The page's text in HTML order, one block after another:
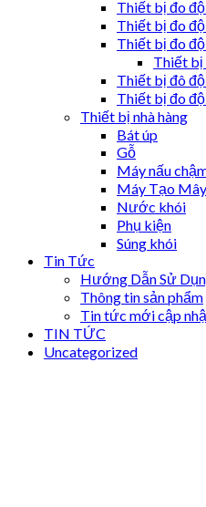
Thiết bị đo
Thiết bị đo
Thiết bị đo
Thiết bị
Thiết bị đô
Thiết bị đo
Thiết bị nhà hàng
Bát úp
Gỗ
Máy nấu
Máy Tạo Mây
Nước khói
Phụ kiện
Súng khói
Tin Tức
Hướng Dẫn Sử
Thông tin sản phẩm
Tin tức mới cập
TIN TỨC
Uncategorized